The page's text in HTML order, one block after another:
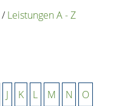
/Leistungen A - Z
J K L M N O